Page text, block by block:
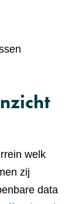
welk
zij
data